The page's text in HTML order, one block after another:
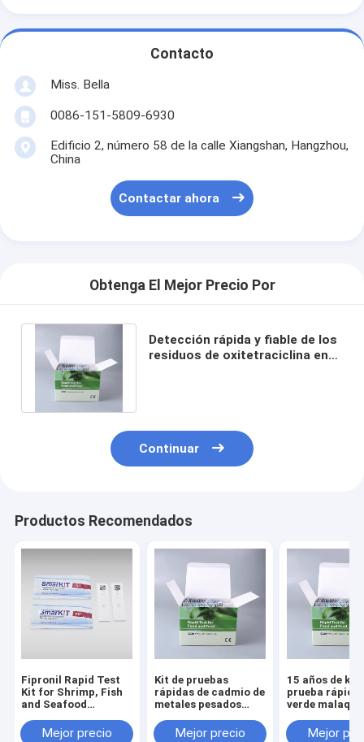
Contacto
Miss. Bella
0086-151-5809-6930
Edificio 2, número 58 de la calle Xiangshan, Hangzhou,
China
Contactar ahora
Obtenga El Mejor Precio Por
Detección rápida y fiable de los
residuos de oxitetraciclina en
Continuar
Productos Recomendados
Fipronil Rapid Test
Kit for Shrimp, Fish
and Seafood
Mejor precio
Kit de pruebas
rápidas de cadmio de
metales pesados
fiable para el control
Mejor precio
15 años de kit
prueba rápida
verde
peces,Mejor